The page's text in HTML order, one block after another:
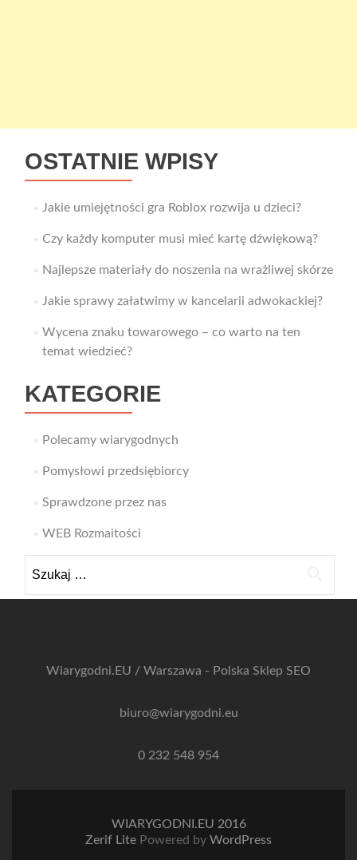
OSTATNIE WPISY
Jakie umiejętności gra Roblox rozwija u dzieci?
Czy każdy komputer musi mieć kartę dźwiękową?
Najlepsze materiały do noszenia na wrażliwej skórze
Jakie sprawy załatwimy w kancelarii adwokackiej?
Wycena znaku towarowego – co warto na ten
temat wiedzieć?
KATEGORIE
Polecamy wiarygodnych
Pomysłowi przedsiębiorcy
Sprawdzone przez nas
WEB Rozmaitości
Wiarygodni.EU / Warszawa - Polska Sklep SEO
biuro@wiarygodni.eu
0 232 548 954
WIARYGODNI.EU 2016
Zerif Lite Powered by WordPress